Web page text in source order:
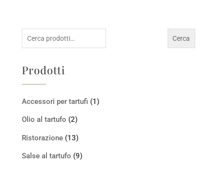
da
15,00 €
a
Cerca: Cerca
Prodotti
Accessori per tartufi (1)
Olio al tartufo (2)
Ristorazione (13)
Salse al tartufo (9)